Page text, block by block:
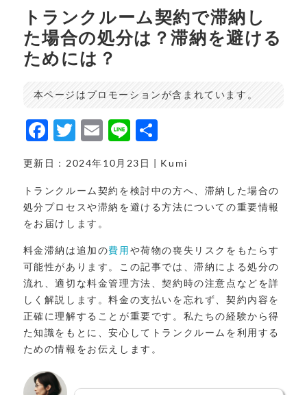
トランクルーム契約で滞納し
た場合の処分は？滞納を避ける
ためには？
本ページはプロモーションが含まれています。
F
c
e
b
o
o
k
T
it
t
e
r
E
ai
l
Li
e
共
更新日：2024年10月23日 | Kumi
トランクルーム契約を検討中の方へ、滞納した場合の
処分プロセスや滞納を避ける方法についての重要情報
をお届けします。
料金滞納は追加の費用や荷物の喪失リスクをもたらす
可能性があります。この記事では、滞納による処分の
流れ、適切な料金管理方法、契約時の注意点などを詳
しく解説します。料金の支払いを忘れず、契約内容を
正確に理解することが重要です。私たちの経験から得
た知識をもとに、安心してトランクルームを利用する
ための情報をお伝えします。